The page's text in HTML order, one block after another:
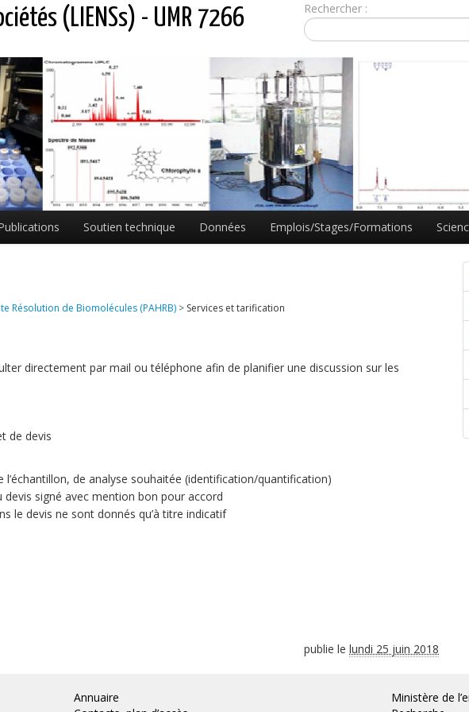
(LIENSs) - UMR 7266
Rechercher :
Soutien technique Données Emplois/Stages/Formations
Résolution de Biomolécules (PAHRB) > Services et tarification
directement par mail ou téléphone afin de planifier une discussion sur les
de devis
de analyse souhaitée (identification/quantification)
signé avec mention bon pour accord
le devis ne sont donnés qu’à titre indicatif
publie le lundi 25 juin 2018
Annuaire
Ministère de